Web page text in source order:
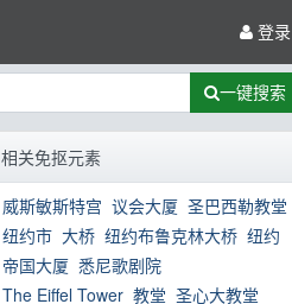
登录
一键搜索
相关免抠元素
威斯敏斯特宫 议会大厦 圣巴西勒教堂
纽约市 大桥 纽约布鲁克林大桥 纽约
帝国大厦 悉尼歌剧院
The Eiffel Tower 教堂 圣心大教堂